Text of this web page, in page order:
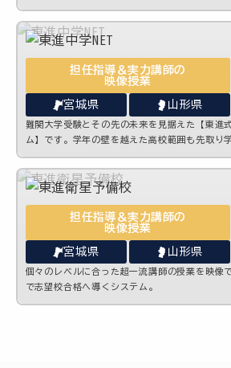
担任指導＆実力講師の
映像授業
宮城県 山形県
難関大学受験とその先の未来を見据えた【東進
ム】です。学年の壁を越えた高校範囲も先取り
担任指導＆実力講師の
映像授業
宮城県 山形県
個々のレベルに合った超一流講師の授業を映像
で志望校合格へ導くシステム。